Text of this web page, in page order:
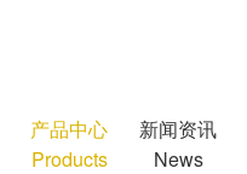
产品中心
Products
新闻资讯
News